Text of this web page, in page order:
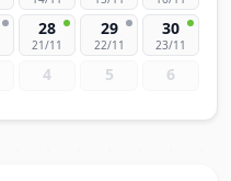
28
21/11
29
22/11
30
23/11
4 5 6